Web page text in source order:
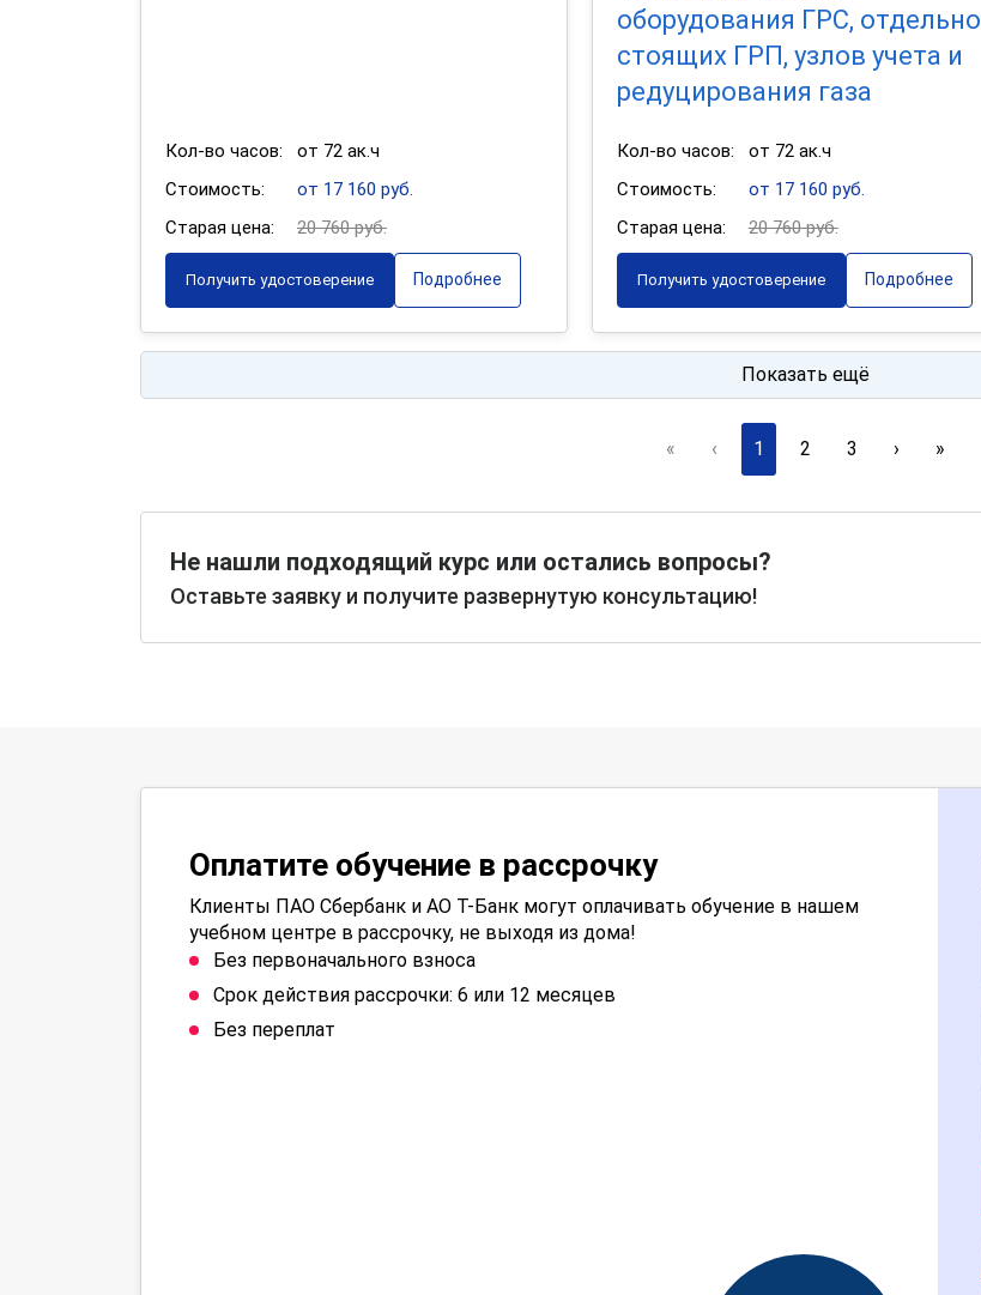
Кол-во часов:
от 72 ак.ч
Стоимость:
от 17 160 руб.
Старая цена:
20 760 руб.
Получить удостоверение Подробнее
оборудования ГРС, отдельно
стоящих ГРП, узлов учета и
редуцирования газа
Кол-во часов:
от 72 ак.ч
Стоимость:
от 17 160 руб.
Старая цена:
20 760 руб.
Получить удостоверение Подробнее
Показать ещё
« ‹ 1 2 3 › »
Не нашли подходящий курс или остались вопросы?
Оставьте заявку и получите развернутую консультацию!
Оплатите обучение в рассрочку
Клиенты ПАО Сбербанк и АО Т-Банк могут оплачивать обучение в нашем
учебном центре в рассрочку, не выходя из дома!
Без первоначального взноса
Срок действия рассрочки: 6 или 12 месяцев
Без переплат